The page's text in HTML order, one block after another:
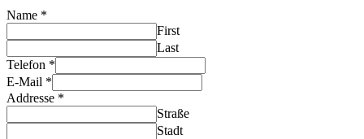
Name *
First
Last
Telefon *
E-Mail *
Addresse *
Straße
Stadt